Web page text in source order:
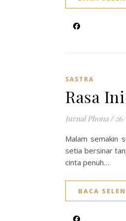
SASTRA
Rasa Ini
Jurnal Phona /
Malam semakin
setia bersinar
cinta penuh…
BACA